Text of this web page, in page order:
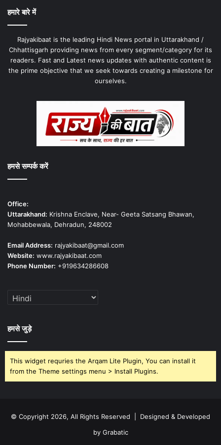
हमारे बारे में
Rajyakibaat is the leading Hindi News portal in Uttarakhand /
Chhattisgarh providing news from every segment/category for its
readers. Fast and Latest news updates with authentic content is
the prime objective that we seek towards creating a milestone for
ourselves.
हमसे सम्पर्क करें
Office:
Uttarakhand: Krishna Enclave, Near- Geeta Satsang Bhawan,
Mohabbewala, Dehradun, 248002
Email Address: rajyakibaat@gmail.com
Website: www.rajyakibaat.com
Phone Number: +919634286608
हमसे जुड़े
This widget requries the Arqam Lite Plugin, You can install it
from the Theme settings menu > Install Plugins.
© Copyright 2026, All Rights Reserved | Designed & Developed
by Grabatic